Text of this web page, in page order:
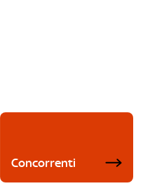
Concorrenti